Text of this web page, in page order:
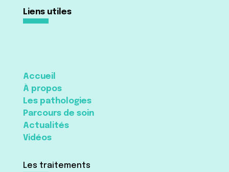
Liens utiles
Accueil
À propos
Les pathologies
Parcours de soin
Actualités
Vidéos
Les traitements